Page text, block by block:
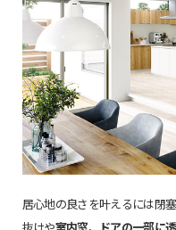
居心地の良さを叶えるには閉
抜けや室内窓、ドアの一部に